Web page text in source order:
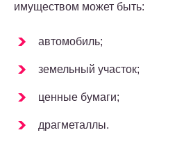
имуществом может быть:
автомобиль;
земельный участок;
ценные бумаги;
драгметаллы.